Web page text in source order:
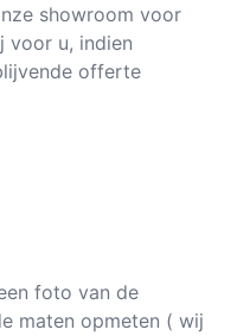
showroom voor
voor u, indien
offerte
foto van de
maten opmeten ( wij